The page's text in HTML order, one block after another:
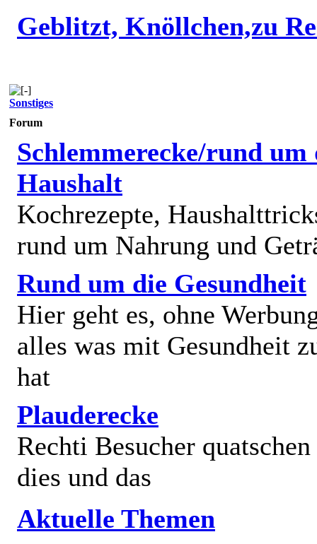
Geblitzt, Knöllchen,zu
Sonstiges
Forum
Schlemmerecke/rund um
Haushalt
Kochrezepte,
rund um Nahrung und
Rund um die Gesundheit
Hier geht es, ohne
alles was mit Gesundheit
hat
Plauderecke
Rechti Besucher
dies und das
Aktuelle Themen